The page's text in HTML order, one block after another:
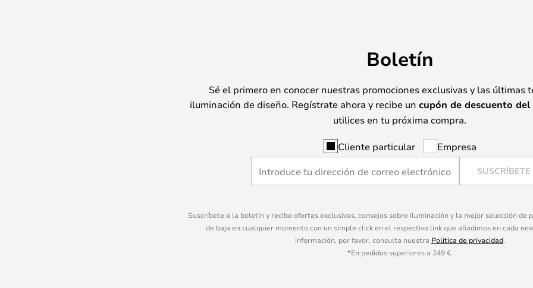
Boletín
Sé el primero en conocer nuestras promociones exclusivas y las últimas
iluminación de diseño. Regístrate ahora y recibe un cupón de descuento del
utilices en tu próxima compra.
Cliente particular Empresa
SUSCRÍBETE
Suscríbete a la boletín y recibe ofertas exclusivas, consejos sobre iluminación y la mejor selección de
de baja en cualquier momento con un simple click en el respectivo link que añadimos en cada
información, por favor, consulta nuestra Política de privacidad.
*En pedidos superiores a 249 €.